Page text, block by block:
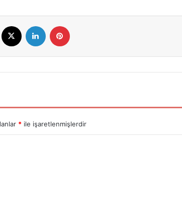
Facebook LinkedIn
* ile işaretlenmişlerdir